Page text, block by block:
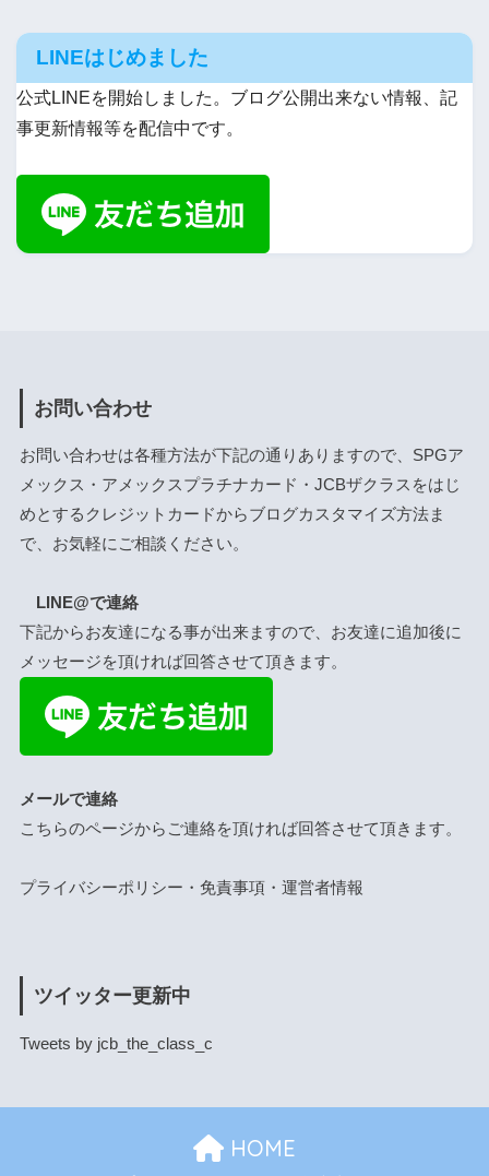
LINEはじめました
公式LINEを開始しました。ブログ公開出来ない情報、記
事更新情報等を配信中です。
お問い合わせ
お問い合わせは各種方法が下記の通りありますので、SPGア
メックス・アメックスプラチナカード・JCBザクラスをはじ
めとするクレジットカードからブログカスタマイズ方法ま
で、お気軽にご相談ください。
LINE@で連絡
下記からお友達になる事が出来ますので、お友達に追加後に
メッセージを頂ければ回答させて頂きます。
メールで連絡
こちらのページからご連絡を頂ければ回答させて頂きます。
プライバシーポリシー・免責事項・運営者情報
ツイッター更新中
Tweets by jcb_the_class_c
HOME